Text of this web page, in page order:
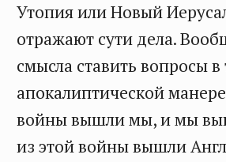
Утопия или Новый
отражают сути дела.
смысла ставить вопросы в
апокалиптической
войны вышли мы, и мы
из этой войны вышли